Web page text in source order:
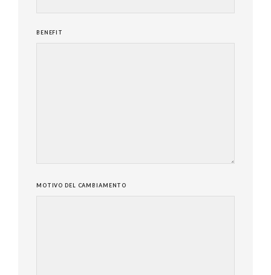
BENEFIT
MOTIVO DEL CAMBIAMENTO